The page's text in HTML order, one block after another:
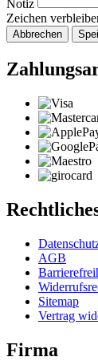
Notiz
Zeichen
Abbrechen
AGB
Sitemap
Vertrag
Firma